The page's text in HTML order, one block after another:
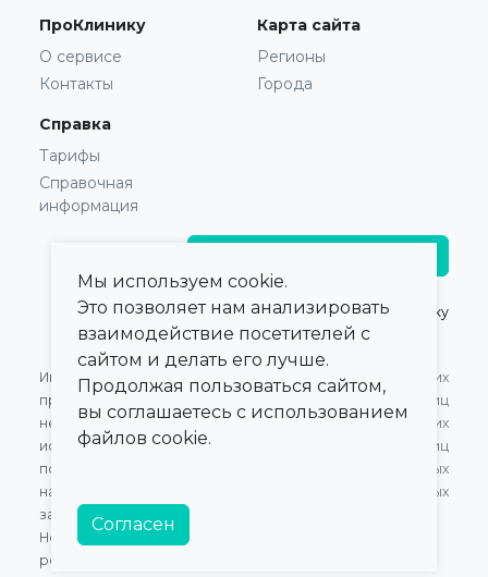
ПроКлинику
О сервисе
Контакты
Карта сайта
Регионы
Города
Справка
Тарифы
Справочная
информация
© 2021 — 2026,ПроКлинику
Информация,
представленная на сайте,
не может быть
использована для
постановки диагноза,
назначения лечения и не
заменяет прием врача.
Номер в Едином Реестре
российского ПО:
Оферта для Юридических
лиц
Оферта для Физических
лиц
Обработка персональных
данных
Мы используем cookie.
Это позволяет нам анализировать
взаимодействие посетителей с
сайтом и делать его лучше.
Продолжая пользоваться сайтом,
вы соглашаетесь с использованием
файлов cookie.
Согласен